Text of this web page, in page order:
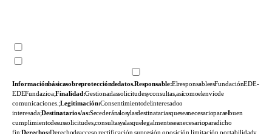
Información básica sobre protección de datos. Responsable:El responsable es Fundación EDE-
EDE Fundazioa;Finalidad:Gestionar las solicitudes y consultas, así como el envío de
comunicaciones.;Legitimación:Consentimiento del interesado o
interesada;Destinatarios/as:Se cederán a los y las destinatarias que sea necesario para el buen
cumplimiento de sus solicitudes, consultas y a las que legalmente sea necesario para dicho
fin;Derechos:Derecho de acceso, rectificación, supresión, oposición, limitación, portabilidad y